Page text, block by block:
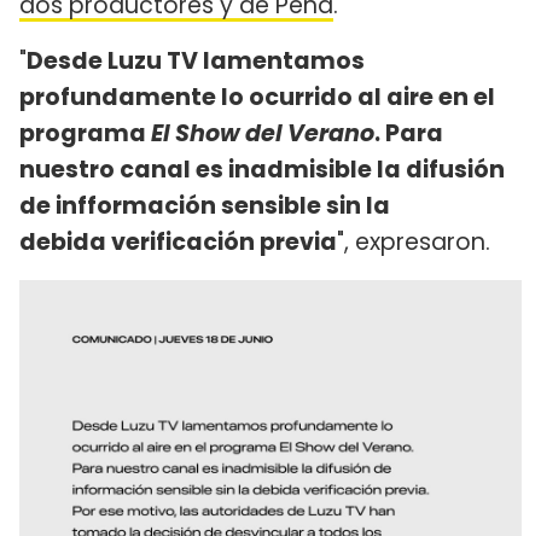
"Desde Luzu TV lamentamos
profundamente lo ocurrido al aire en el
programaEl Show del Verano. Para
nuestro canal es inadmisible la difusión
de infformación sensible sin la
debida verificación previa", expresaron.